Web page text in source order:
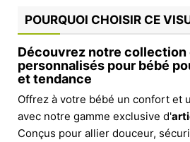
POURQUOI CHOISIR CE
Découvrez notre collection
personnalisés pour bébé
et tendance
Offrez à votre bébé un confort et
avec notre gamme exclusive d'
Conçus pour allier douceur,